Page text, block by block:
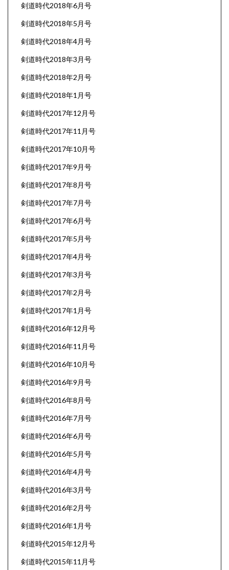
剣道時代2018年6月号
剣道時代2018年5月号
剣道時代2018年4月号
剣道時代2018年3月号
剣道時代2018年2月号
剣道時代2018年1月号
剣道時代2017年12月号
剣道時代2017年11月号
剣道時代2017年10月号
剣道時代2017年9月号
剣道時代2017年8月号
剣道時代2017年7月号
剣道時代2017年6月号
剣道時代2017年5月号
剣道時代2017年4月号
剣道時代2017年3月号
剣道時代2017年2月号
剣道時代2017年1月号
剣道時代2016年12月号
剣道時代2016年11月号
剣道時代2016年10月号
剣道時代2016年9月号
剣道時代2016年8月号
剣道時代2016年7月号
剣道時代2016年6月号
剣道時代2016年5月号
剣道時代2016年4月号
剣道時代2016年3月号
剣道時代2016年2月号
剣道時代2016年1月号
剣道時代2015年12月号
剣道時代2015年11月号